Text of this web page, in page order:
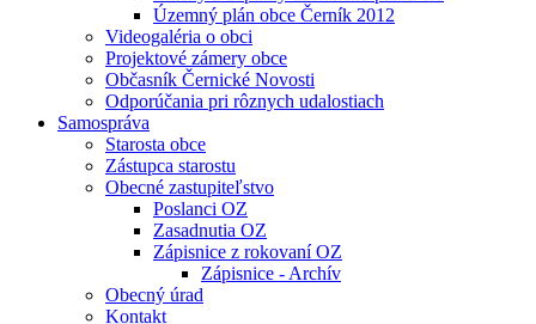
Územný plán obce Černík 2012
Videogaléria o obci
Projektové zámery obce
Občasník Černické Novosti
Odporúčania pri rôznych udalostiach
Samospráva
Starosta obce
Zástupca starostu
Obecné zastupiteľstvo
Poslanci OZ
Zasadnutia OZ
Zápisnice z rokovaní OZ
Zápisnice - Archív
Obecný úrad
Kontakt